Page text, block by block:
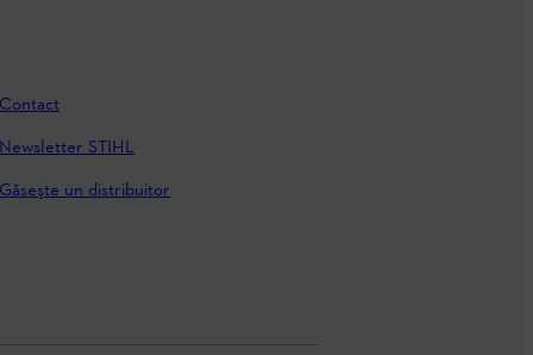
Contact
Newsletter STIHL
Găseşte un distribuitor